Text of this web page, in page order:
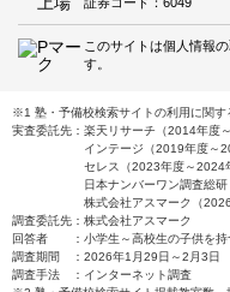
このサイトは個人情報
す。
※1 塾・予備校検索サイトの利用に関す
実査委託先：楽天リサーチ（2014年度
インテージ（2019年度～
セレス（2023年度～2024
日本ナンバーワン調査総研
株式会社アスマーク（2026
調査委託先：株式会社アスマーク
回答者 ：小学生～高校生の子供を持
調査期間 ：2026年1月29日～2月3日
調査手法 ：インターネット調査